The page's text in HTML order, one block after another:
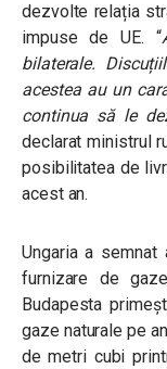
dezvolte relația
impuse de UE. “
bilaterale.
acestea au un
continua să le
declarat ministrul
posibilitatea de
acest an.
Ungaria a semnat
furnizare de
Budapesta
gaze naturale pe
de metri cubi